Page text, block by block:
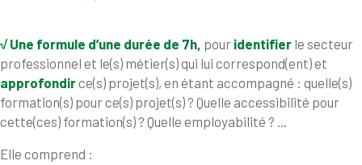
√Une formule d’une durée de 7h, pour identifier le secteur
professionnel et le(s) métier(s) qui lui correspond(ent) et
approfondirce(s) projet(s), en étant accompagné : quelle(s)
formation(s) pour ce(s) projet(s) ? Quelle accessibilité pour
cette(ces) formation(s) ? Quelle employabilité ? ...
Elle comprend :